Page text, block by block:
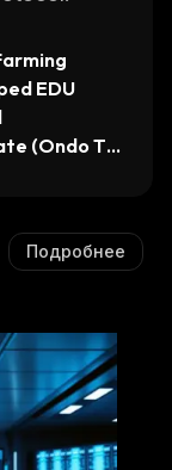
EDU
(Ondo Tok
Подробнее